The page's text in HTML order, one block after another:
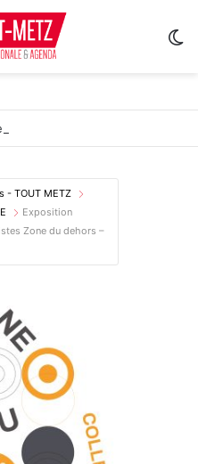
- TOUT METZ
Exposition
Zone du dehors –